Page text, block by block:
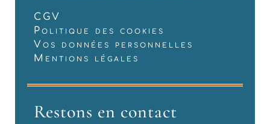
CGV
Politique des cookies
Vos données personnelles
Mentions légales
Restons en contact